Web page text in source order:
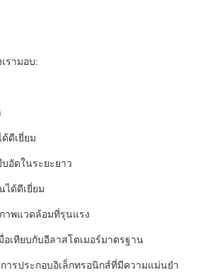
รามอบ:
ดีเยี่ยม
อัดในระยะยาว
ด้ดีเยี่ยม
าพแวดล้อมที่รุนแรง
เทียบกับอีลาสโตเมอร์มาตรฐาน
ารประกอบอิเล็กทรอนิกส์ที่มีความแม่นยำ